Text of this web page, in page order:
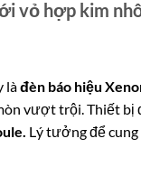
vỏ hợp kim
làđèn báo hiệu
vượt trội. Thiết bị
Lý tưởng để